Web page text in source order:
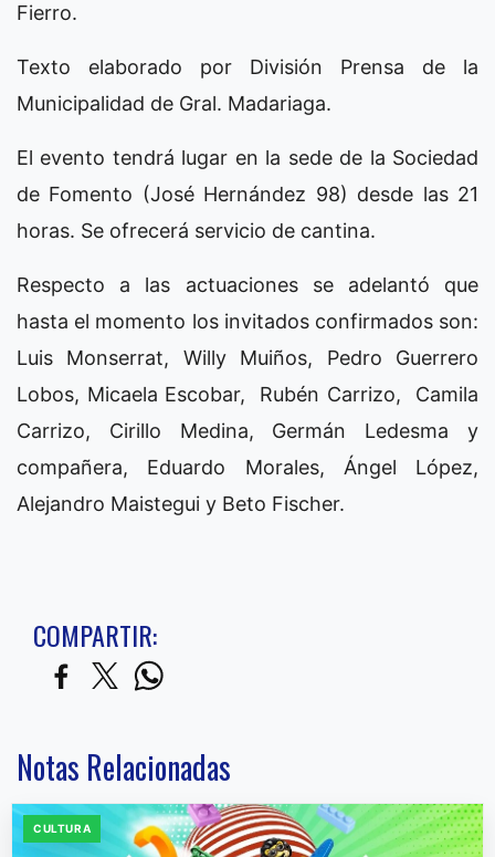
Fierro.
Texto elaborado por División Prensa de la
Municipalidad de Gral. Madariaga.
El evento tendrá lugar en la sede de la Sociedad
de Fomento (José Hernández 98) desde las 21
horas. Se ofrecerá servicio de cantina.
Respecto a las actuaciones se adelantó que
hasta el momento los invitados confirmados son:
Luis Monserrat, Willy Muiños, Pedro Guerrero
Lobos, Micaela Escobar, Rubén Carrizo, Camila
Carrizo, Cirillo Medina, Germán Ledesma y
compañera, Eduardo Morales, Ángel López,
Alejandro Maistegui y Beto Fischer.
COMPARTIR:
Notas Relacionadas
CULTURA